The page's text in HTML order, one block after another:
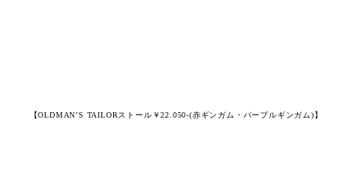
【OLDMAN’S TAILORストール￥22.050-(赤ギンガム・パープルギンガム)】